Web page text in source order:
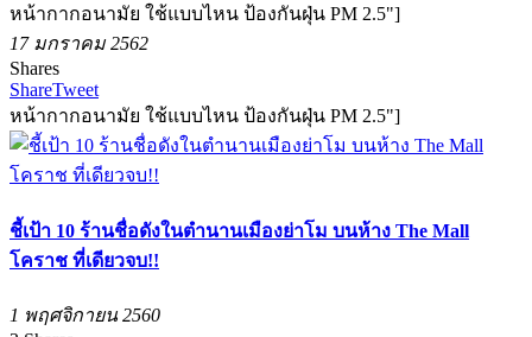
หน้ากากอนามัย ใช้แบบไหน ป้องกันฝุ่น PM 2.5"]
17 มกราคม 2562
Shares
ShareTweet
หน้ากากอนามัย ใช้แบบไหน ป้องกันฝุ่น PM 2.5"]
ชี้เป้า 10 ร้านชื่อดังในตำนานเมืองย่าโม บนห้าง The Mall
โคราช ที่เดียวจบ!!
1 พฤศจิกายน 2560